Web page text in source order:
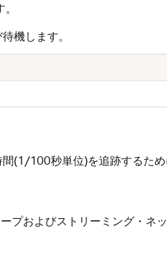
機します。
(1/100秒単位)を追跡するため
プおよびストリーミング・ネ